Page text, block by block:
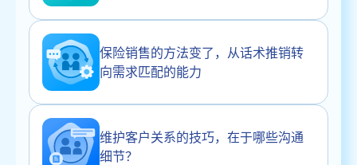
保险销售的方法变了，从话术推销转
向需求匹配的能力
维护客户关系的技巧，在于哪些沟通
细节？